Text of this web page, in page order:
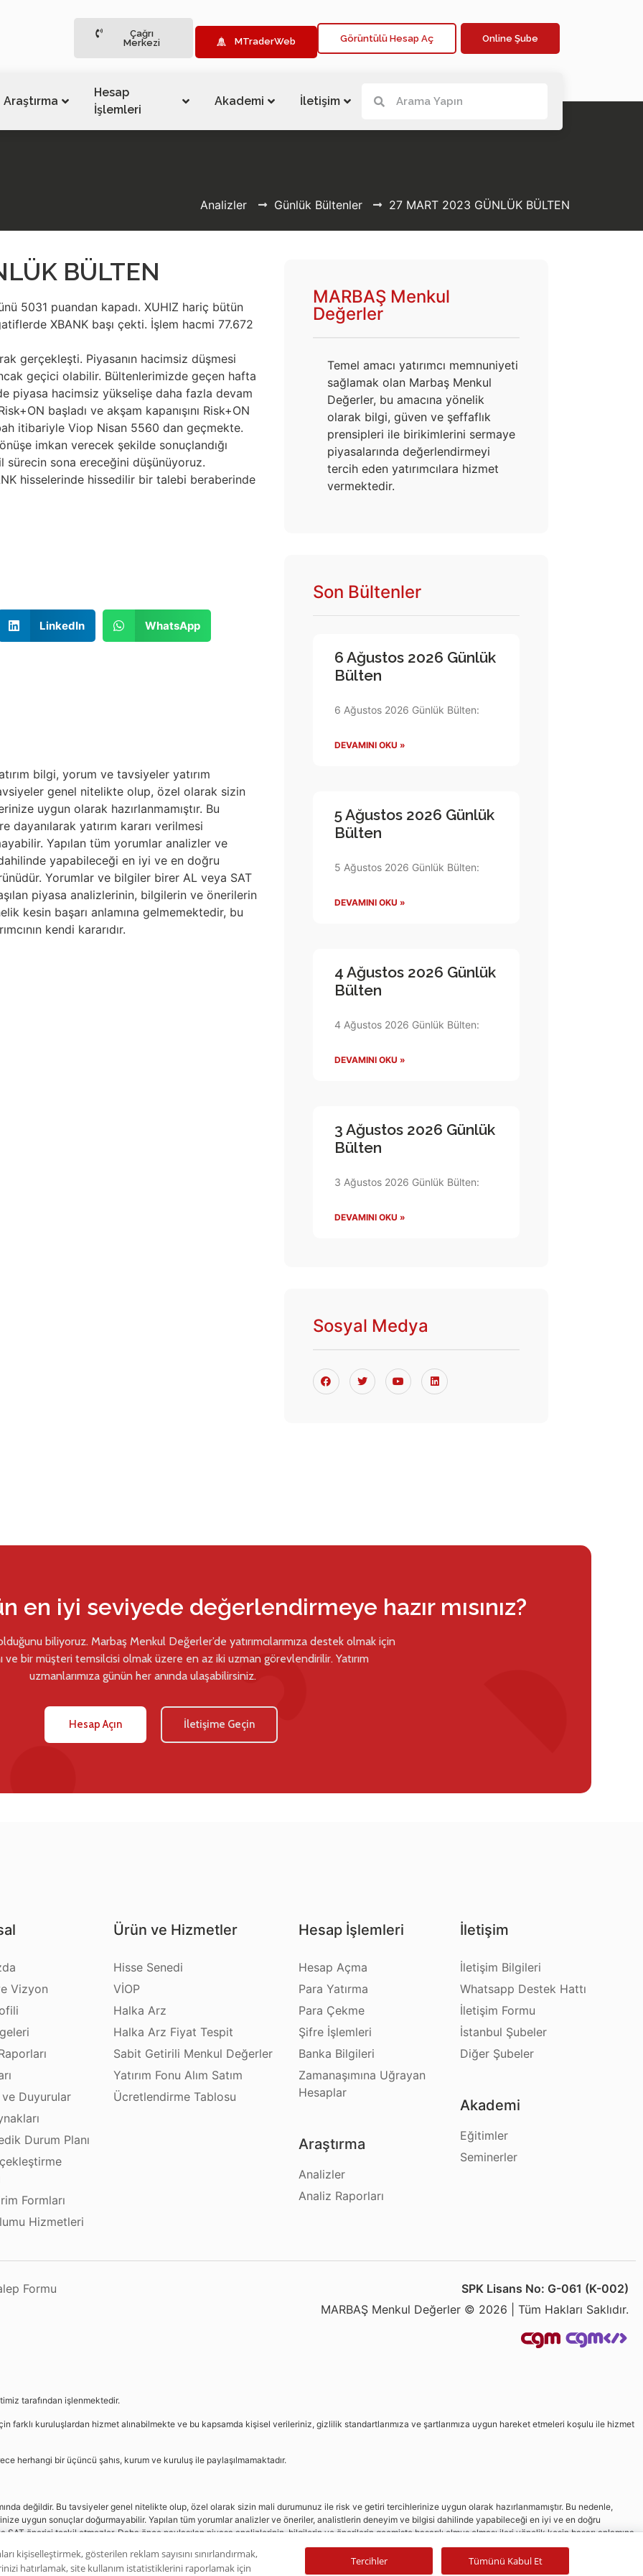
Çağrı
Merkezi
MTraderWeb Görüntülü Hesap Aç Online Şube
Araştırma
Hesap
İşlemleri
Akademi İletişim
Analizler Günlük Bültenler 27 MART 2023 GÜNLÜK BÜLTEN
BÜLTEN
5031 puandan kapadı. XUHIZ hariç bütün
XBANK başı çekti. İşlem hacmi 77.672
gerçekleşti. Piyasanın hacimsiz düşmesi
geçici olabilir. Bültenlerimizde geçen hafta
piyasa hacimsiz yükselişe daha fazla devam
başladı ve akşam kapanışını Risk+ON
itibariyle Viop Nisan 5560 dan geçmekte.
imkan verecek şekilde sonuçlandığı
sona ereceğini düşünüyoruz.
hisselerinde hissedilir bir talebi beraberinde
LinkedIn WhatsApp
bilgi, yorum ve tavsiyeler yatırım
genel nitelikte olup, özel olarak sizin
uygun olarak hazırlanmamıştır. Bu
yatırım kararı verilmesi
Yapılan tüm yorumlar analizler ve
yapabileceği en iyi ve en doğru
Yorumlar ve bilgiler birer AL veya SAT
piyasa analizlerinin, bilgilerin ve önerilerin
kesin başarı anlamına gelmemektedir, bu
kendi kararıdır.
MARBAŞ Menkul
Değerler
Temel amacı yatırımcı memnuniyeti
sağlamak olan Marbaş Menkul
Değerler, bu amacına yönelik
olarak bilgi, güven ve şeffaflık
prensipleri ile birikimlerini sermaye
piyasalarında değerlendirmeyi
tercih eden yatırımcılara hizmet
vermektedir.
Son Bültenler
6 Ağustos 2026 Günlük
Bülten
6 Ağustos 2026 Günlük Bülten:
DEVAMINI OKU »
5 Ağustos 2026 Günlük
Bülten
5 Ağustos 2026 Günlük Bülten:
DEVAMINI OKU »
4 Ağustos 2026 Günlük
Bülten
4 Ağustos 2026 Günlük Bülten:
DEVAMINI OKU »
3 Ağustos 2026 Günlük
Bülten
3 Ağustos 2026 Günlük Bülten:
DEVAMINI OKU »
Sosyal Medya
en iyi seviyede değerlendirmeye hazır mısınız?
biliyoruz. Marbaş Menkul Değerler’de yatırımcılarımıza destek olmak için
ve bir müşteri temsilcisi olmak üzere en az iki uzman görevlendirilir. Yatırım
uzmanlarımıza günün her anında ulaşabilirsiniz.
Hesap Açın İletişime Geçin
Vizyon
Duyurular
Durum Planı
Formları
Hizmetleri
Ürün ve Hizmetler
Hisse Senedi
VİOP
Halka Arz
Halka Arz Fiyat Tespit
Sabit Getirili Menkul Değerler
Yatırım Fonu Alım Satım
Ücretlendirme Tablosu
Hesap İşlemleri
Hesap Açma
Para Yatırma
Para Çekme
Şifre İşlemleri
Banka Bilgileri
Zamanaşımına Uğrayan
Hesaplar
Araştırma
Analizler
Analiz Raporları
İletişim
İletişim Bilgileri
Whatsapp Destek Hattı
İletişim Formu
İstanbul Şubeler
Diğer Şubeler
Akademi
Eğitimler
Seminerler
Formu
SPK Lisans No: G-061 (K-002)
MARBAŞ Menkul Değerler © 2026 | Tüm Hakları Saklıdır.
tarafından işlenmektedir.
farklı kuruluşlardan hizmet alınabilmekte ve bu kapsamda kişisel verileriniz, gizlilik standartlarımıza ve şartlarımıza uygun hareket etmeleri koşulu ile hizmet
herhangi bir üçüncü şahıs, kurum ve kuruluş ile paylaşılmamaktadır.
değildir. Bu tavsiyeler genel nitelikte olup, özel olarak sizin mali durumunuz ile risk ve getiri tercihlerinize uygun olarak hazırlanmamıştır. Bu nedenle,
uygun sonuçlar doğurmayabilir. Yapılan tüm yorumlar analizler ve öneriler, analistlerin deneyim ve bilgisi dahilinde yapabileceği en iyi ve en doğru
önerisi teşkil etmezler. Daha önce paylaşılan piyasa analizlerinin, bilgilerin ve önerilerin geçmişte başarılı olmuş olması ileri yönelik kesin başarı anlamına
kişiselleştirmek, gösterilen reklam sayısını sınırlandırmak,
hatırlamak, site kullanım istatistiklerini raporlamak için
Tercihler Tümünü Kabul Et